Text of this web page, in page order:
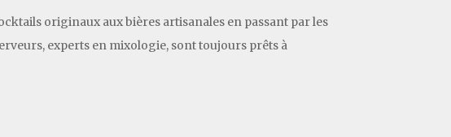
originaux aux bières artisanales en passant par les
experts en mixologie, sont toujours prêts à